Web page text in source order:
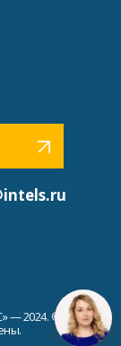
— 2024. ©